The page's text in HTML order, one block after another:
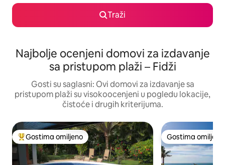
Traži
Najbolje ocenjeni domovi za izdavanje
sa pristupom plaži – Fidži
Gosti su saglasni: Ovi domovi za izdavanje sa
pristupom plaži su visokoocenjeni u pogledu lokacije,
čistoće i drugih kriterijuma.
Najuspešniji među gostima omiljenim
Gostima omiljeno Gostima omiljeno
Gostima omiljeno